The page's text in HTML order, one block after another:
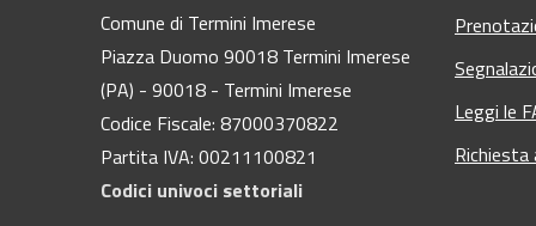
Comune di Termini Imerese
Piazza Duomo 90018 Termini Imerese
(PA) - 90018 - Termini Imerese
Codice Fiscale: 87000370822
Partita IVA: 00211100821
Codici univoci settoriali
Leggi le